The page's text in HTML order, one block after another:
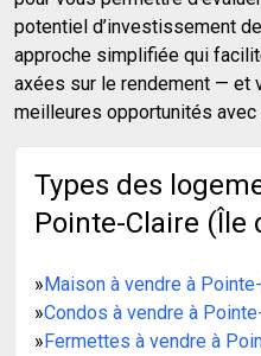
potentiel d’investissement
approche simplifiée qui
axées sur le rendement — et
meilleures opportunités avec
Types des
Pointe-Claire (Île
»Maison à vendre à
»Condos à vendre à
»Fermettes à vendre à